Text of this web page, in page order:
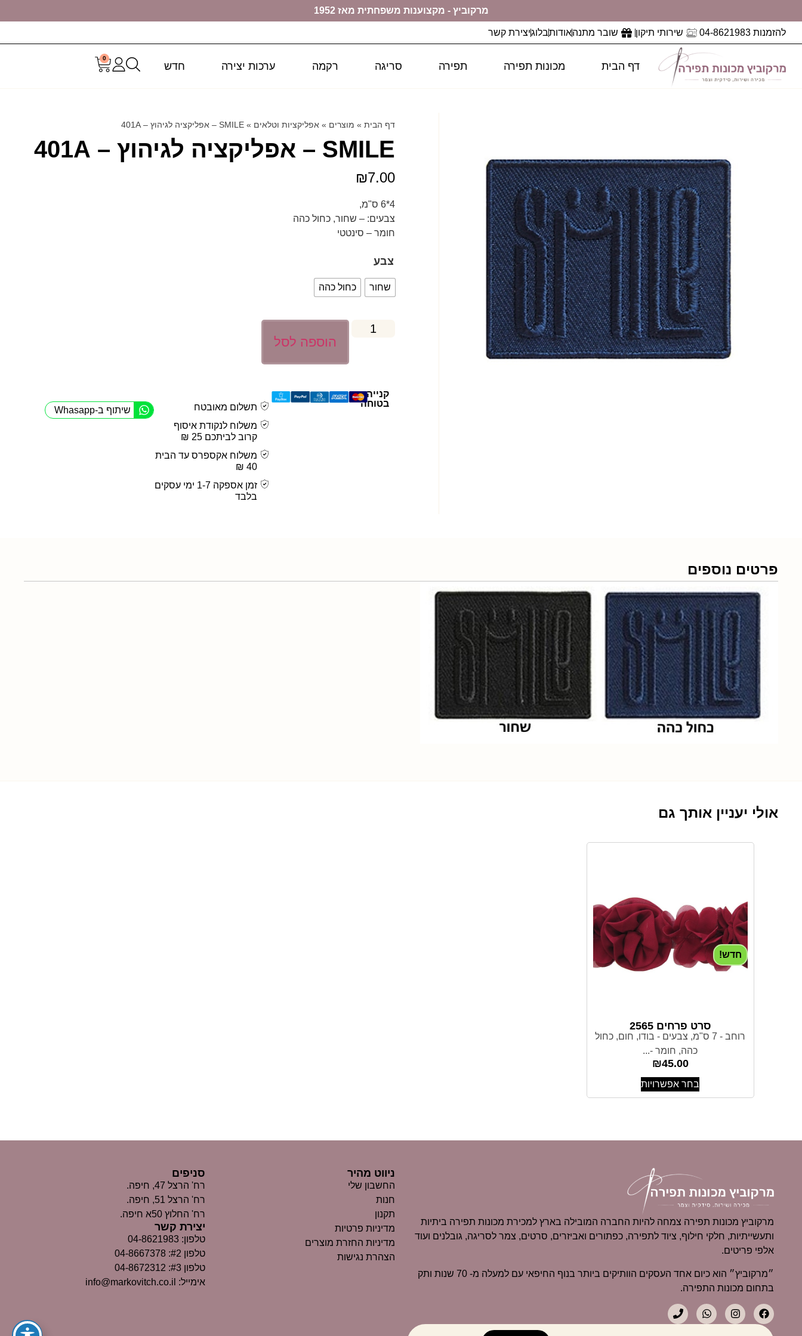
מרקוביץ - מקצוענות משפחתית מאז 1952
להזמנות 04-8621983 שירותי תיקון שובר מתנהאודותבלוגיצירת קשר
דף הבית מכונות תפירה תפירה סריגה רקמה ערכות יצירה חדש
0
דף הבית » מוצרים » אפליקציות וטלאים » SMILE – אפליקציה לגיהוץ – 401A
SMILE – אפליקציה לגיהוץ – 401A
₪7.00
4*6 ס"מ,
צבעים: – שחור, כחול כהה
חומר – סינטטי
צבע
שחור כחול כהה
הוספה לסל
קנייה
בטוחה
תשלום מאובטח
משלוח לנקודת איסוף
קרוב לביתכם 25 ₪
משלוח אקספרס עד הבית
40 ₪
זמן אספקה 1-7 ימי עסקים
בלבד
שיתוף ב-Whasapp
פרטים נוספים
אולי יעניין אותך גם
חדש!
סרט פרחים 2565
רוחב - 7 ס"מ, צבעים - בודו, חום, כחול
כהה, חומר -...
₪45.00
בחר אפשרויות
מרקוביץ מכונות תפירה צמחה להיות החברה המובילה בארץ למכירת מכונות תפירה ביתיות
ותעשייתיות, חלקי חילוף, ציוד לתפירה, כפתורים ואביזרים, סרטים, צמר לסריגה, גובלנים ועוד
אלפי פריטים.
״מרקוביץ״ הוא כיום אחד העסקים הוותיקים ביותר בנוף החיפאי עם למעלה מ- 70 שנות ותק
בתחום מכונות התפירה.
ניווט מהיר
החשבון שלי
חנות
תקנון
מדיניות פרטיות
מדיניות החזרת מוצרים
הצהרת נגישות
סניפים
רח' הרצל 47, חיפה.
רח' הרצל 51, חיפה.
רח' החלוץ 50א חיפה.
יצירת קשר
טלפון: 04-8621983
טלפון #2: 04-8667378
טלפון #3: 04-8672312
אימייל: info@markovitch.co.il